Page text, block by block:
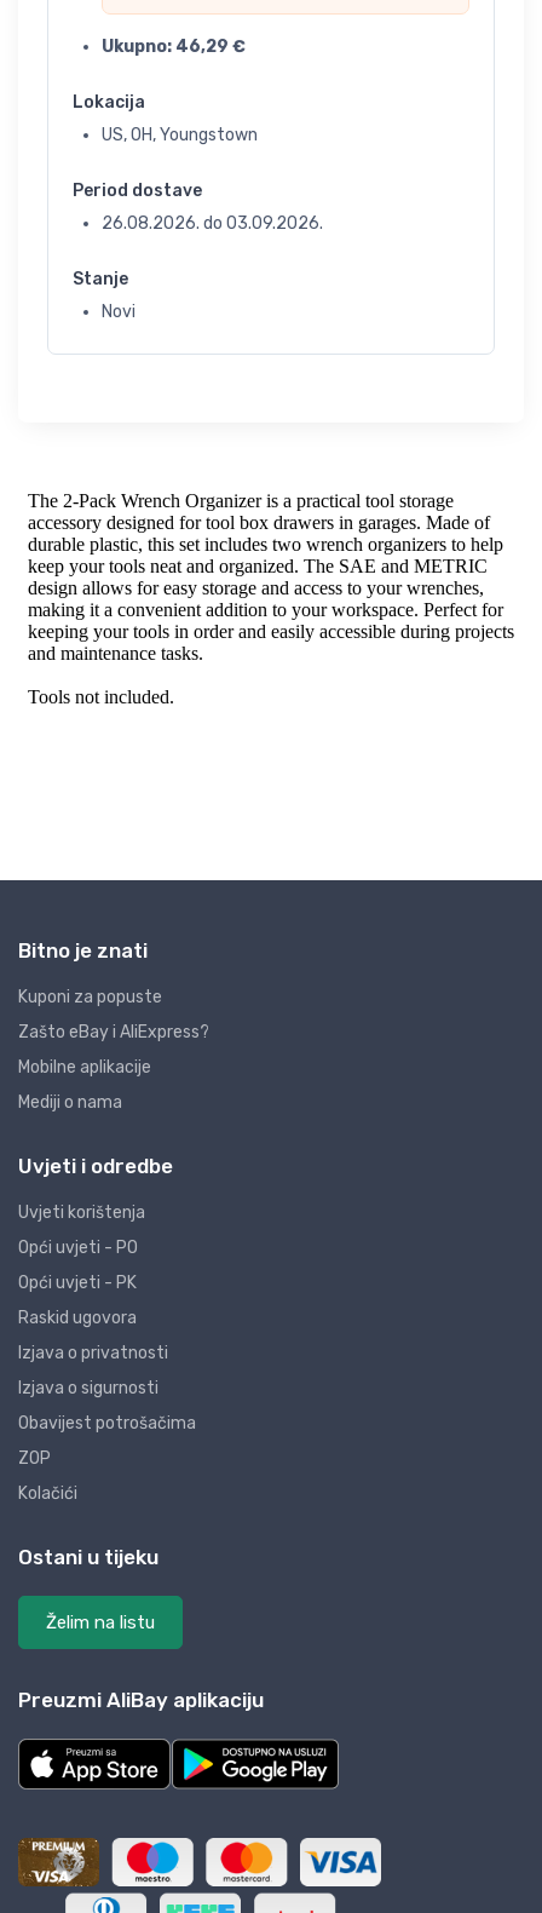
Ukupno: 46,29 €
Lokacija
US, OH, Youngstown
Period dostave
26.08.2026. do 03.09.2026.
Stanje
Novi
Bitno je znati
Kuponi za popuste
Zašto eBay i AliExpress?
Mobilne aplikacije
Mediji o nama
Uvjeti i odredbe
Uvjeti korištenja
Opći uvjeti - PO
Opći uvjeti - PK
Raskid ugovora
Izjava o privatnosti
Izjava o sigurnosti
Obavijest potrošačima
ZOP
Kolačići
Ostani u tijeku
Želim na listu
Preuzmi AliBay aplikaciju